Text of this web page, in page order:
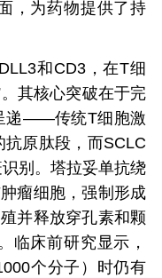
，为药物提供了持
和CD3，在T细
其核心突破在于完
递——传统T细胞激
原肽段，而SCLC
别。塔拉妥单抗绕
瘤细胞，强制形成
并释放穿孔素和颗
临床前研究显示，
个分子）时仍有